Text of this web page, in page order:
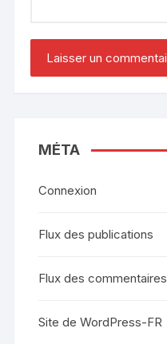
MÉTA
Connexion
Flux des publications
Flux des commentaires
Site de WordPress-FR